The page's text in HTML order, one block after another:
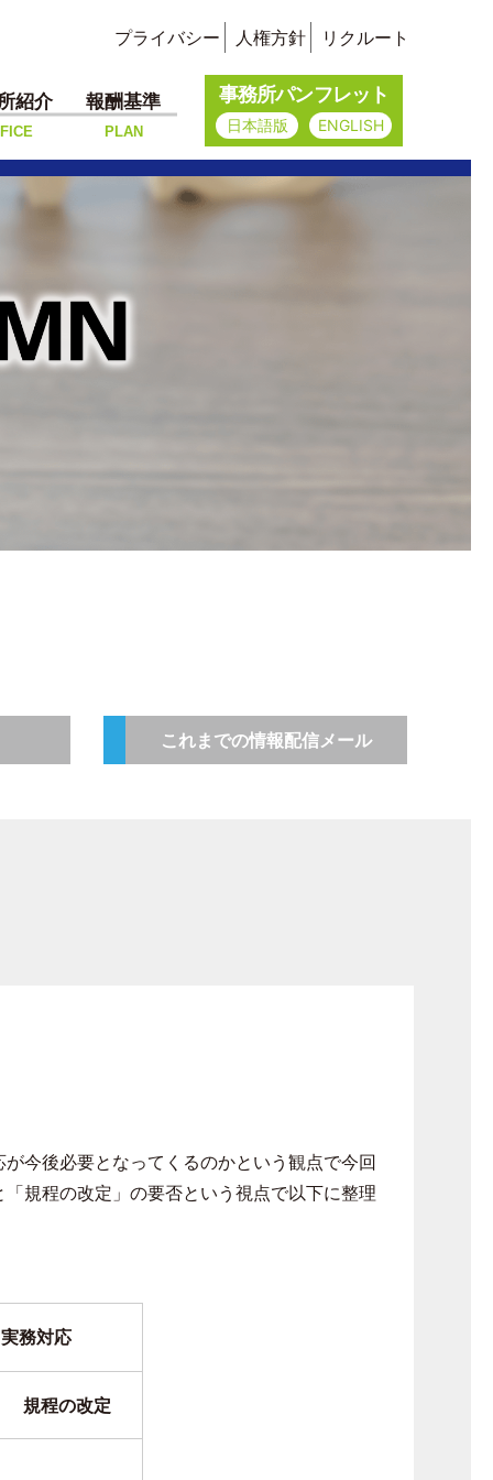
プライバシー 人権方針 リクルート
紹介 報酬基準
PLAN
事務所パンフレット
日本語版 ENGLISH
これまでの情報配信メール
今後必要となってくるのかという観点で今回
規程の改定」の要否という視点で以下に整理
務対応
規程の改定